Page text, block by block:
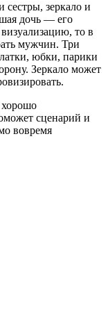
сестры, зеркало и
дочь — его
то в
мужчин. Три
юбки, парики
Зеркало может
сценарий и
вовремя